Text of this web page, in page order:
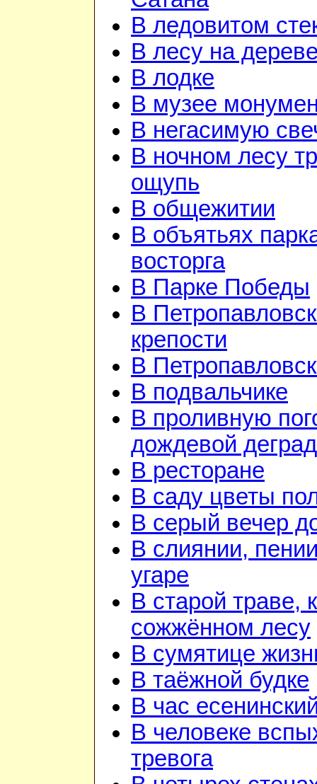
В ледовитом
В лесу на
В лодке
В музее
В негасимую
В ночном лесу
ощупь
В общежитии
В объятьях
восторга
В Парке Победы
В
крепости
В
В подвальчике
В проливную
дождевой
В ресторане
В саду цветы
В серый вечер
В слиянии,
угаре
В старой траве,
сожжённом лесу
В сумятице
В таёжной будке
В час
В человеке
тревога